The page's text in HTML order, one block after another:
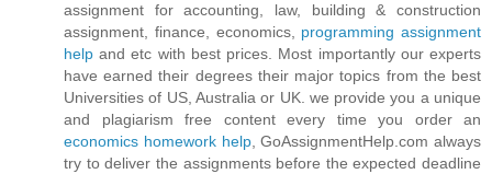
assignment for accounting, law, building & construction
assignment, finance, economics, programming assignment
help and etc with best prices. Most importantly our experts
have earned their degrees their major topics from the best
Universities of US, Australia or UK. we provide you a unique
and plagiarism free content every time you order an
economics homework help, GoAssignmentHelp.com always
try to deliver the assignments before the expected deadline